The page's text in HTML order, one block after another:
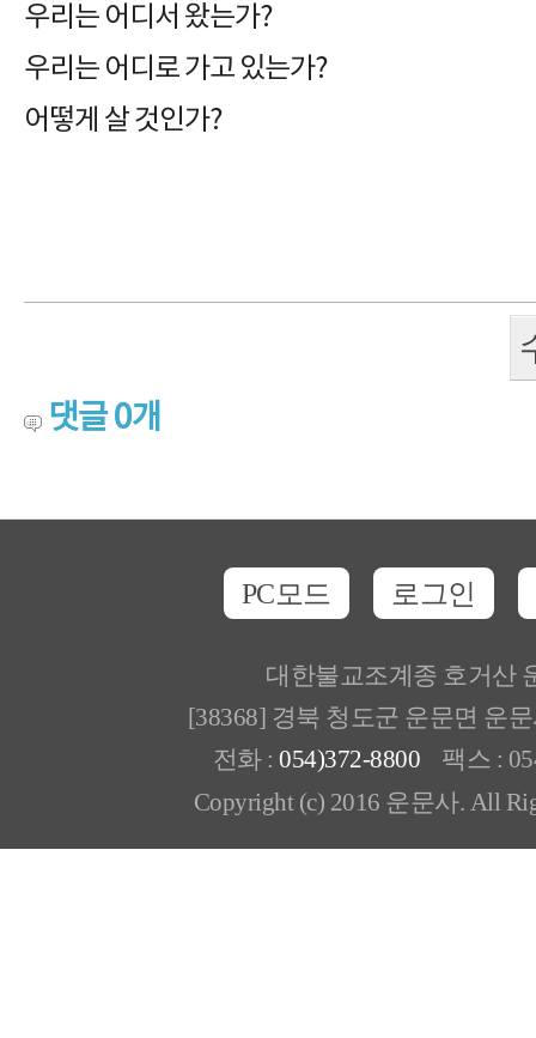
우리는 어디서 왔는가?
우리는 어디로 가고 있는가?
어떻게 살 것인가?
댓글0개
PC모드 로그인
대한불교조계종 호거산
[38368] 경북 청도군 운문면 운
전화 : 054)372-8800 팩스 :
Copyright (c) 2016 운문사. All